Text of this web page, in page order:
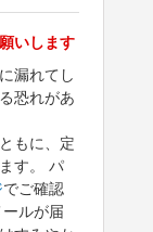
いします
漏れてし
恐れがあ
もに、定
す。 パ
でご確認
ルが届